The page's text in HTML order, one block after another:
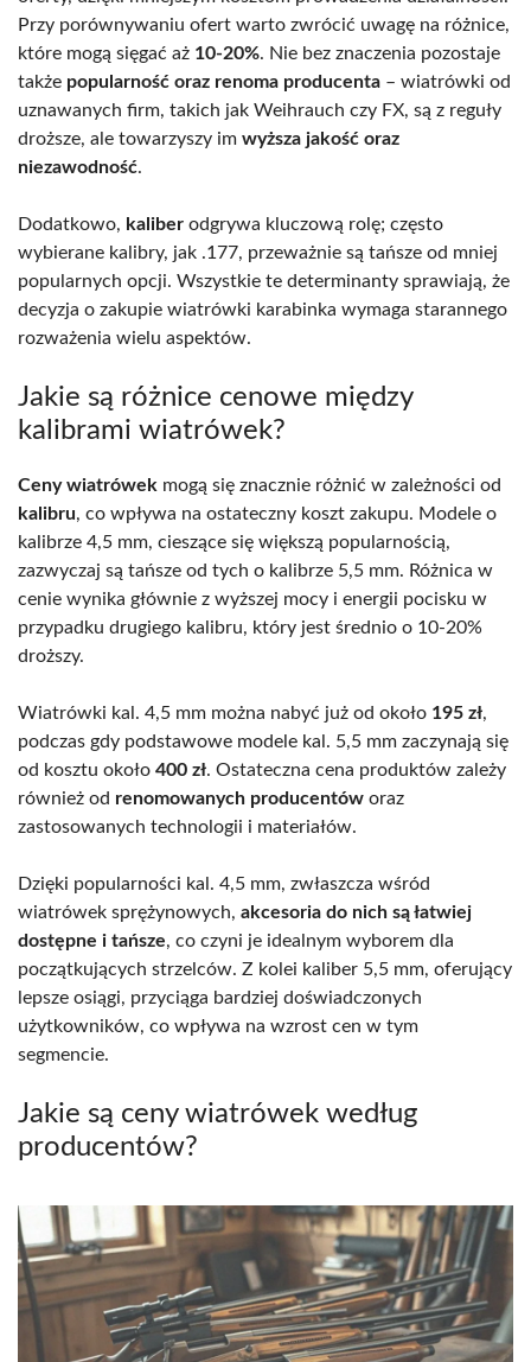
Przy porównywaniu ofert warto zwrócić uwagę na różnice,
które mogą sięgać aż 10-20%. Nie bez znaczenia pozostaje
także popularność oraz renoma producenta – wiatrówki od
uznawanych firm, takich jak Weihrauch czy FX, są z reguły
droższe, ale towarzyszy im wyższa jakość oraz
niezawodność.
Dodatkowo, kaliber odgrywa kluczową rolę; często
wybierane kalibry, jak .177, przeważnie są tańsze od mniej
popularnych opcji. Wszystkie te determinanty sprawiają, że
decyzja o zakupie wiatrówki karabinka wymaga starannego
rozważenia wielu aspektów.
Jakie są różnice cenowe między
kalibrami wiatrówek?
Ceny wiatrówek mogą się znacznie różnić w zależności od
kalibru, co wpływa na ostateczny koszt zakupu. Modele o
kalibrze 4,5 mm, cieszące się większą popularnością,
zazwyczaj są tańsze od tych o kalibrze 5,5 mm. Różnica w
cenie wynika głównie z wyższej mocy i energii pocisku w
przypadku drugiego kalibru, który jest średnio o 10-20%
droższy.
Wiatrówki kal. 4,5 mm można nabyć już od około 195 zł,
podczas gdy podstawowe modele kal. 5,5 mm zaczynają się
od kosztu około 400 zł. Ostateczna cena produktów zależy
również od renomowanych producentów oraz
zastosowanych technologii i materiałów.
Dzięki popularności kal. 4,5 mm, zwłaszcza wśród
wiatrówek sprężynowych, akcesoria do nich są łatwiej
dostępne i tańsze, co czyni je idealnym wyborem dla
początkujących strzelców. Z kolei kaliber 5,5 mm, oferujący
lepsze osiągi, przyciąga bardziej doświadczonych
użytkowników, co wpływa na wzrost cen w tym
segmencie.
Jakie są ceny wiatrówek według
producentów?